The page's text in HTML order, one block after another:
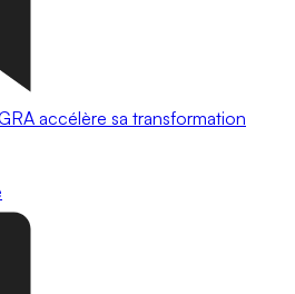
accélère sa transformation